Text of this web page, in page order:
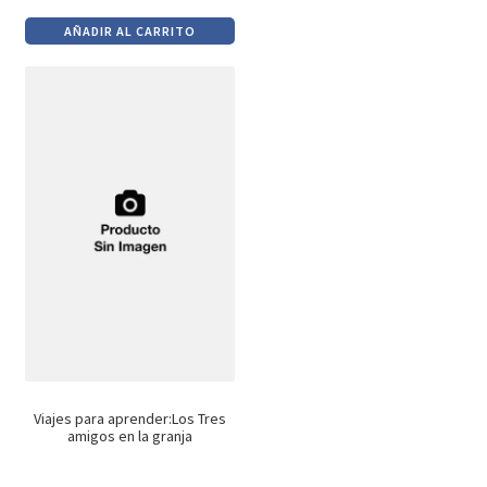
precio
original
precio
actual
AÑADIR AL CARRITO
Viajes para aprender:Los Tres
amigos en la granja